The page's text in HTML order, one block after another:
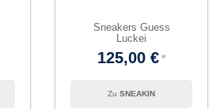
Sneakers Guess
Luckei
125,00 €
SNEAKIN